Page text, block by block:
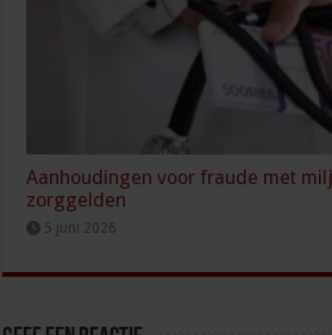
Aanhoudingen voor fraude met
zorggelden
5 juni 2026